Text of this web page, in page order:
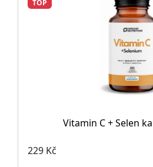
TOP
Vitamin C + Selen
229 Kč